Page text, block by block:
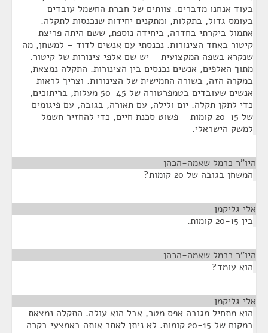
בעוד אנחנו מדברים. צוותים של חברת החשמל עובדים
בעומס גדול, בתקלות, ומתקנים יחידות שנכנסות לתקלה.
אתמול ביקרתי בחדרה, ביחידה נוספת, ששם היתה פריצת
קיטור באחד הצינורות. נכנסתי עם אנשים לדוד – למשחן, מה
שנקרא בשפה המקצועית – יש שם אלפי צינורות של קיטור.
מתוך האלפים, אנשים נכנסים בין הצינורות. התקלה נמצאת,
במקרה הזה, בשורה החמישית של הצינורות. וצריך לראות
אנשים שעובדים בטמפרטורה של 50-45 מעלות, בריתוכים,
כדי לתקן תקלה. יום ולילה, עם תאורה, בגובה, עם פיגומים
של 20-15 קומות – פשוט סכנת חיים, כדי להחזיר חשמל
למשק הישראלי.
היו"ר כרמל שאמה-הכהן
המשחן בגובה של 20 קומות?
אלי גליקמן
בין 20-15 קומות.
היו"ר כרמל שאמה-הכהן
הוא עומד?
אלי גליקמן
הוא מתחיל מגובה אפס מטר, אבל הוא עולה. התקלה נמצאת
במקום של 20-15 קומות. לא ניתן לאתר אותה באמצעי בקרה